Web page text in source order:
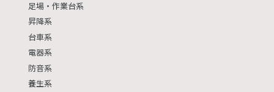
足場・作業台系
昇降系
台車系
電器系
防音系
養生系